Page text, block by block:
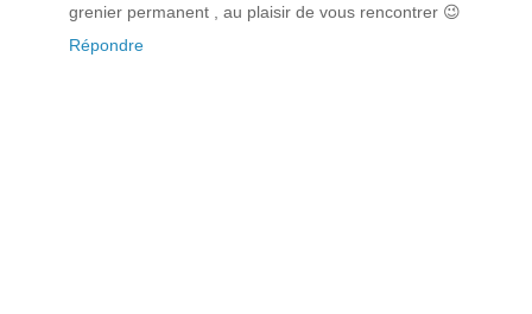
grenier permanent , au plaisir de vous rencontrer 😉
Répondre